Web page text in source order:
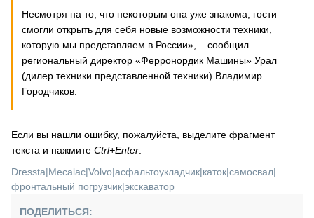
Несмотря на то, что некоторым она уже знакома, гости
смогли открыть для себя новые возможности техники,
которую мы представляем в России», – сообщил
региональный директор «Ферронордик Машины» Урал
(дилер техники представленной техники) Владимир
Городчиков.
Если вы нашли ошибку, пожалуйста, выделите фрагмент
текста и нажмите Ctrl+Enter
Dressta|Mecalac|Volvo|асфальтоукладчик|каток|самосвал|
фронтальный погрузчик|экскаватор
ПОДЕЛИТЬСЯ: